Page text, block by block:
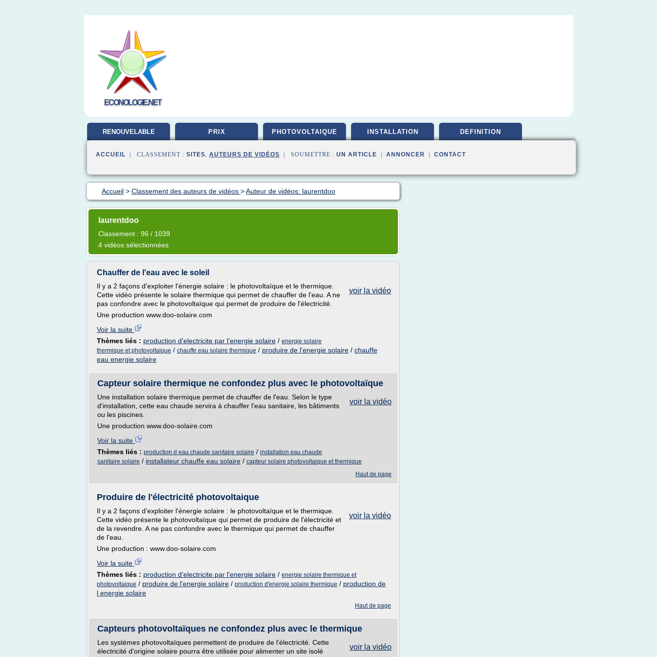
ECONOLOGIE.NET
RENOUVELABLE PRIX PHOTOVOLTAIQUE INSTALLATION DEFINITION
ACCUEIL | CLASSEMENT : SITES, AUTEURS DE VIDÉOS | SOUMETTRE : UN ARTICLE ANNONCER CONTACT
Accueil > Classement des auteurs de vidéos >Auteur de vidéos: laurentdoo
laurentdoo
Classement : 96 / 1039
4 vidéos sélectionnées
Chauffer de l'eau avec le soleil
voir la vidéo
Il y a 2 façons d'exploiter l'énergie solaire : le photovoltaïque et le thermique.
Cette vidéo présente le solaire thermique qui permet de chauffer de l'eau. A ne
pas confondre avec le photovoltaïque qui permet de produire de l'électricité.
Une production www.doo-solaire.com
Voir la suite
Thèmes liés : production d'electricite par l'energie solaire / energie solaire
thermique et photovoltaique / chauffe eau solaire thermique / produire de l'energie solaire / chauffe
eau energie solaire
Capteur solaire thermique ne confondez plus avec le photovoltaïque
voir la vidéo
Une installation solaire thermique permet de chauffer de l'eau. Selon le type
d'installation, cette eau chaude servira à chauffer l'eau sanitaire, les bâtiments
ou les piscines.
Une production www.doo-solaire.com
Voir la suite
Thèmes liés : production d eau chaude sanitaire solaire / installation eau chaude
sanitaire solaire / installateur chauffe eau solaire / capteur solaire photovoltaique et thermique
Haut de page
Produire de l'électricité photovoltaique
voir la vidéo
Il y a 2 façons d'exploiter l'énergie solaire : le photovoltaïque et le thermique.
Cette vidéo présente le photovoltaïque qui permet de produire de l'électricité et
de la revendre. A ne pas confondre avec le thermique qui permet de chauffer
de l'eau.
Une production : www.doo-solaire.com
Voir la suite
Thèmes liés : production d'electricite par l'energie solaire / energie solaire thermique et
photovoltaique / produire de l'energie solaire / production d'energie solaire thermique / production de
l energie solaire
Haut de page
Capteurs photovoltaïques ne confondez plus avec le thermique
voir la vidéo
Les systèmes photovoltaïques permettent de produire de l'électricité. Cette
électricité d'origine solaire pourra être utilisée pour alimenter un site isolé